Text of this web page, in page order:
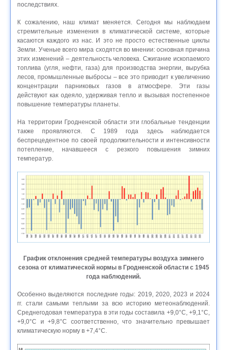
последствиях.
К сожалению, наш климат меняется. Сегодня мы наблюдаем
стремительные изменения в климатической системе, которые
касаются каждого из нас. И это не просто естественные циклы
Земли. Ученые всего мира сходятся во мнении: основная причина
этих изменений – деятельность человека. Сжигание ископаемого
топлива (угля, нефти, газа) для производства энергии, вырубка
лесов, промышленные выбросы – все это приводит к увеличению
концентрации парниковых газов в атмосфере. Эти газы
действуют как одеяло, удерживая тепло и вызывая постепенное
повышение температуры планеты.
На территории Гродненской области эти глобальные тенденции
также проявляются. С 1989 года здесь наблюдается
беспрецедентное по своей продолжительности и интенсивности
потепление, начавшееся с резкого повышения зимних
температур.
График отклонения средней температуры воздуха зимнего
сезона от климатической нормы в Гродненской области с 1945
года наблюдений.
Особенно выделяются последние годы: 2019, 2020, 2023 и 2024
гг. стали самыми теплыми за всю историю метеонаблюдений.
Среднегодовая температура в эти годы составила +9,0°С, +9,1°С,
+9,0°С и +9,8°С соответственно, что значительно превышает
климатическую норму в +7,4°С.